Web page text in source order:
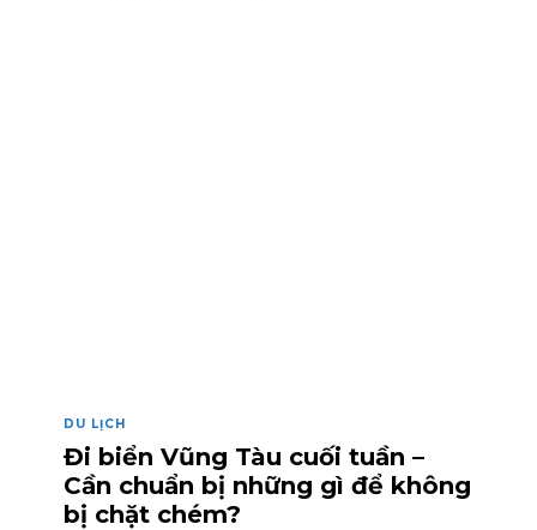
DU LỊCH
Đi biển Vũng Tàu cuối tuần –
Cần chuẩn bị những gì để không
bị chặt chém?